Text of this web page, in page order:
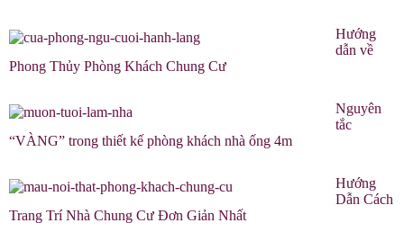
Hướng
dẫn về
Phong Thủy Phòng Khách Chung Cư
Nguyên
tắc
“VÀNG” trong thiết kế phòng khách nhà ống 4m
Hướng
Dẫn Cách
Trang Trí Nhà Chung Cư Đơn Giản Nhất